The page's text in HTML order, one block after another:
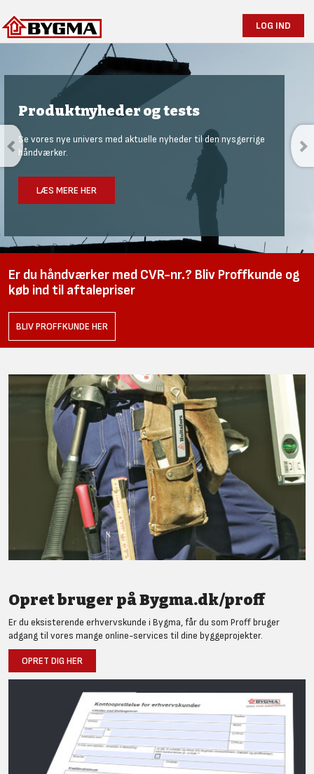
LOG IND
Produktnyheder og tests
Se vores nye univers med aktuelle nyheder til den nysgerrige
håndværker.
LÆS MERE HER
Er du håndværker med CVR-nr.? Bliv Proffkunde og
køb ind til aftalepriser
BLIV PROFFKUNDE HER
Opret bruger på Bygma.dk/proff
Er du eksisterende erhvervskunde i Bygma, får du som Proff bruger
adgang til vores mange online-services til dine byggeprojekter.
OPRET DIG HER